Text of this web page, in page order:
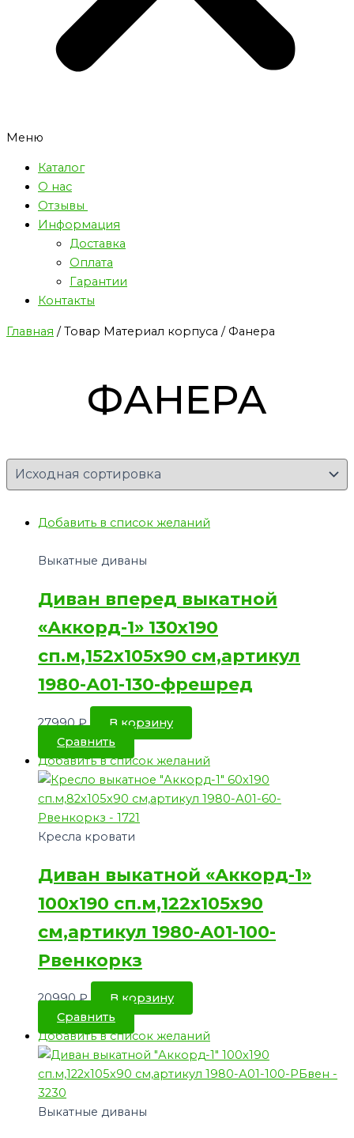
Меню
Каталог
О нас
Отзывы
Информация
Доставка
Оплата
Гарантии
Контакты
Главная / Товар Материал корпуса / Фанера
ФАНЕРА
Добавить в список желаний
Выкатные диваны
Диван вперед выкатной
«Аккорд-1» 130х190
сп.м,152х105х90 см,артикул
1980-А01-130-фрешред
27990₽
В корзину
Сравнить
Добавить в список желаний
Кресла кровати
Диван выкатной «Аккорд-1»
100х190 сп.м,122х105х90
см,артикул 1980-А01-100-
Рвенкоркз
20990₽
В корзину
Сравнить
Добавить в список желаний
Выкатные диваны